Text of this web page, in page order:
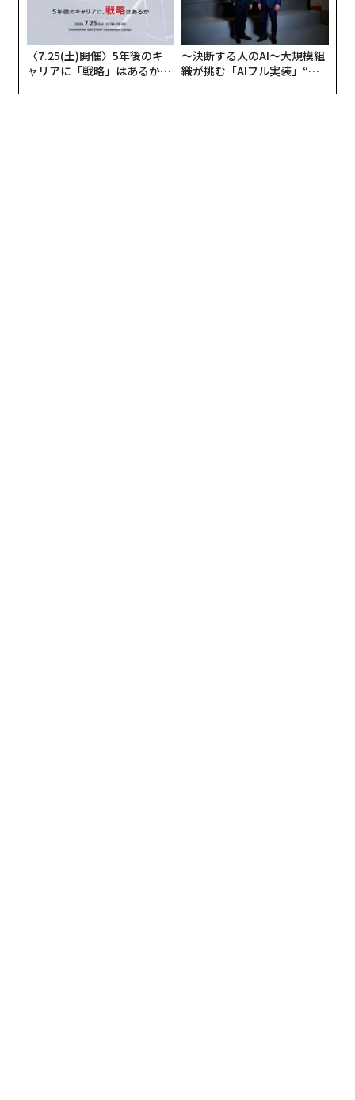
〈7.25(土)開催〉5年後のキ
ャリアに「戦略」はあるか。
〜決断する人のAI〜大規模組
織が挑む「AIフル実装」“使